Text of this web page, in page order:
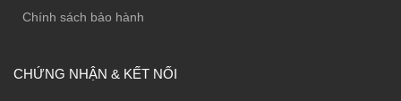
Chính sách bảo hành
CHỨNG NHẬN & KẾT NỐI